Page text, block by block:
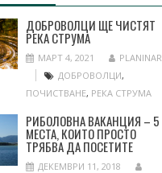
ДОБРОВОЛЦИ ЩЕ ЧИСТЯТ
РЕКА СТРУМА
МАРТ 4, 2021
PLANINAR
ДОБРОВОЛЦИ,
ПОЧИСТВАНЕ, РЕКА СТРУМА
РИБОЛОВНА ВАКАНЦИЯ – 5
МЕСТА, КОИТО ПРОСТО
ТРЯБВА ДА ПОСЕТИТЕ
ДЕКЕМВРИ 11, 2018